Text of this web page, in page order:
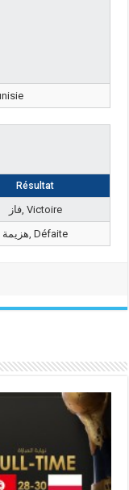
Résultat
فاز, Victoire
هزيمة, Défaite